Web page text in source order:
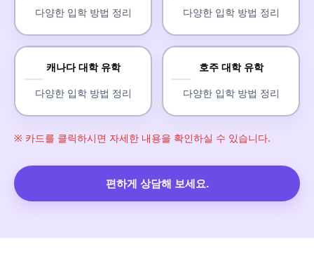
다양한 입학 방법 정리
다양한 입학 방법 정리
캐나다 대학 유학
다양한 입학 방법 정리
호주 대학 유학
다양한 입학 방법 정리
※ 카드를 클릭하시면 자세한 내용을 확인하실 수 있습니다.
편하게 상담해 보세요.